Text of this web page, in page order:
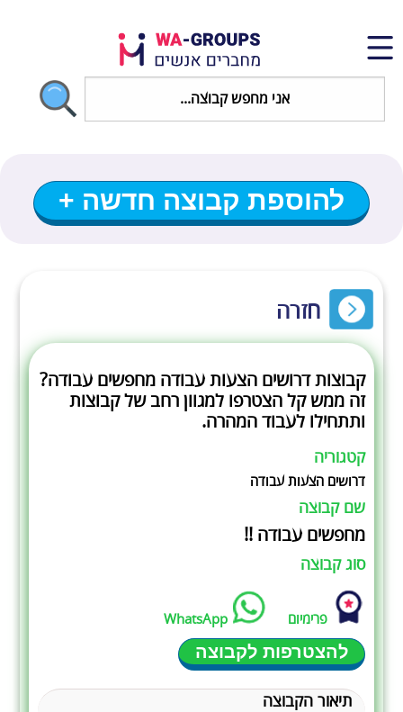
להוספת קבוצה חדשה +
חזרה
קבוצות דרושים הצעות עבודה מחפשים עבודה?
זה ממש קל הצטרפו למגוון רחב של קבוצות
ותתחילו לעבוד המהרה.
קטגוריה
דרושים הצעות עבודה
שם קבוצה
מחפשים עבודה !!
סוג קבוצה
פרימיום WhatsApp
להצטרפות לקבוצה
תיאור הקבוצה